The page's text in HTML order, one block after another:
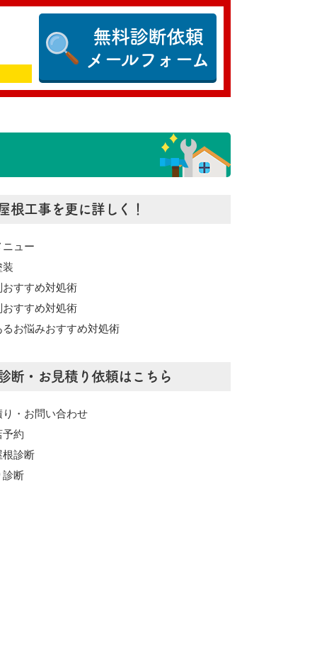
無料診断依頼
メールフォーム
根工事を更に詳しく！
ュー
装
おすすめ対処術
おすすめ対処術
るお悩みおすすめ対処術
断・お見積り依頼はこちら
り・お問い合わせ
予約
根診断
診断